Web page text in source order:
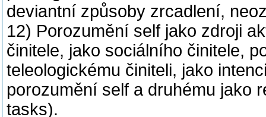
deviantní způsoby zrcadlení,
12) Porozumění self jako zdroji
činitele, jako sociálního činitele,
teleologickému činiteli, jako
porozumění self a druhému jako
tasks).